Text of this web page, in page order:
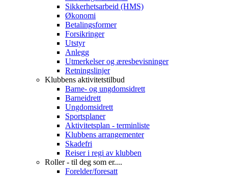
Sikkerhetsarbeid (HMS)
Økonomi
Betalingsformer
Forsikringer
Utstyr
Anlegg
Utmerkelser og æresbevisninger
Retningslinjer
Klubbens aktivitetstilbud
Barne- og ungdomsidrett
Barneidrett
Ungdomsidrett
Sportsplaner
Aktivitetsplan - terminliste
Klubbens arrangementer
Skadefri
Reiser i regi av klubben
Roller - til deg som er....
Forelder/foresatt